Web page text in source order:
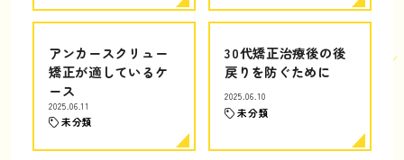
アンカースクリュー
矯正が適しているケ
ース
2025.06.11
未分類
30代矯正治療後の後
戻りを防ぐために
2025.06.10
未分類